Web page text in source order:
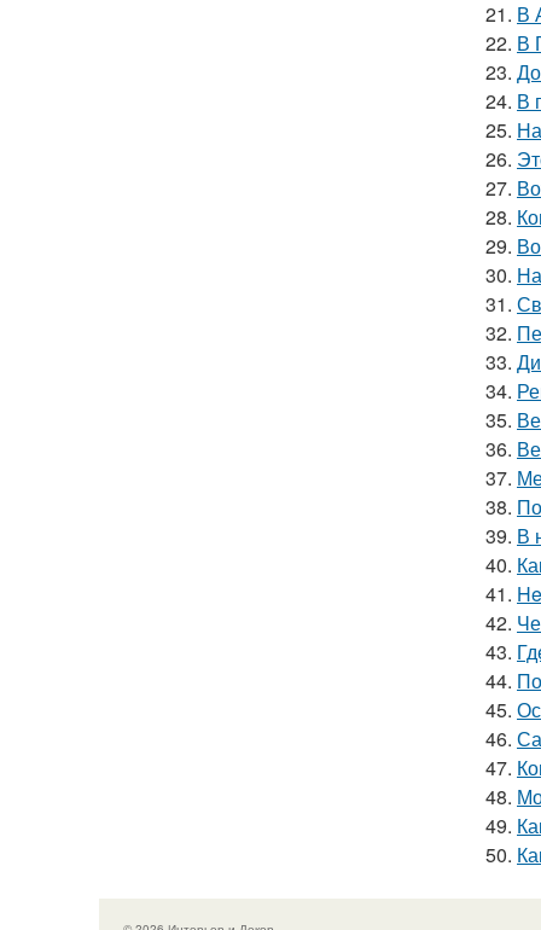
21. В
22. В
23.
24. В
25.
26.
27.
28.
29.
30.
31.
32.
33.
34.
35.
36.
37.
38.
39. В
40.
41.
42.
43.
44.
45.
46.
47.
48.
49.
50.